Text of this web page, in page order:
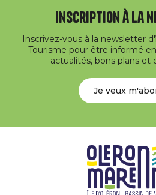
Inscription à la
Inscrivez-vous à la newsletter
Tourisme pour être informé
actualités, bons plans et
Je veux